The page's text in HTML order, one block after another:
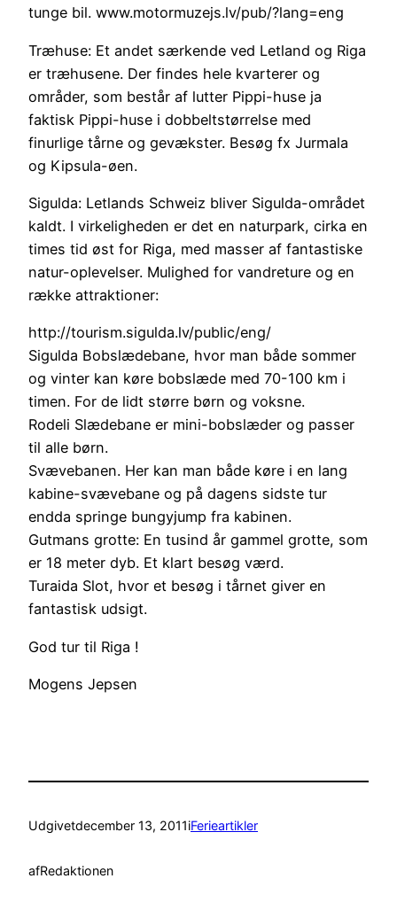
tunge bil. www.motormuzejs.lv/pub/?lang=eng
Træhuse: Et andet særkende ved Letland og Riga
er træhusene. Der findes hele kvarterer og
områder, som består af lutter Pippi-huse ja
faktisk Pippi-huse i dobbeltstørrelse med
finurlige tårne og gevækster. Besøg fx Jurmala
og Kipsula-øen.
Sigulda: Letlands Schweiz bliver Sigulda-området
kaldt. I virkeligheden er det en naturpark, cirka en
times tid øst for Riga, med masser af fantastiske
natur-oplevelser. Mulighed for vandreture og en
række attraktioner:
http://tourism.sigulda.lv/public/eng/
Sigulda Bobslædebane, hvor man både sommer
og vinter kan køre bobslæde med 70-100 km i
timen. For de lidt større børn og voksne.
Rodeli Slædebane er mini-bobslæder og passer
til alle børn.
Svævebanen. Her kan man både køre i en lang
kabine-svævebane og på dagens sidste tur
endda springe bungyjump fra kabinen.
Gutmans grotte: En tusind år gammel grotte, som
er 18 meter dyb. Et klart besøg værd.
Turaida Slot, hvor et besøg i tårnet giver en
fantastisk udsigt.
God tur til Riga !
Mogens Jepsen
Udgivetdecember 13, 2011iFerieartikler
afRedaktionen